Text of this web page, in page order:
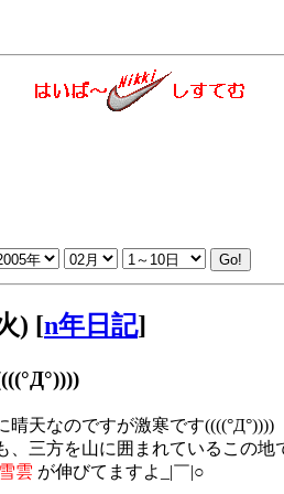
) [n年日記]
晴天なのですが激寒です((((°Д°))))
、三方を山に囲まれているこの地
雲 が伸びてますよ_|￣|○